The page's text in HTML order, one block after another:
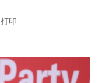
打印